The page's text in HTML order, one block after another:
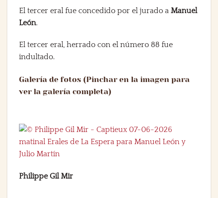
El tercer eral fue concedido por el jurado a Manuel
León.
El tercer eral, herrado con el número 88 fue
indultado.
Galería de fotos (Pinchar en la imagen para
ver la galería completa)
Philippe Gil Mir